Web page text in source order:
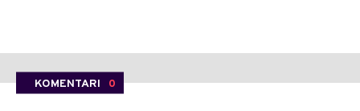
KOMENTARI 0